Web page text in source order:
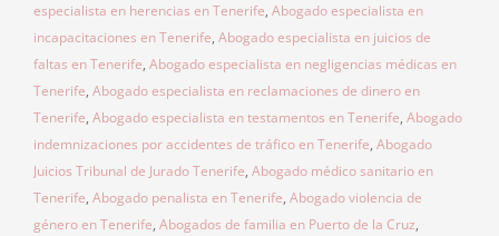
especialista en herencias en Tenerife, Abogado especialista en
incapacitaciones en Tenerife, Abogado especialista en juicios de
faltas en Tenerife, Abogado especialista en negligencias médicas en
Tenerife, Abogado especialista en reclamaciones de dinero en
Tenerife, Abogado especialista en testamentos en Tenerife, Abogado
indemnizaciones por accidentes de tráfico en Tenerife, Abogado
Juicios Tribunal de Jurado Tenerife, Abogado médico sanitario en
Tenerife, Abogado penalista en Tenerife, Abogado violencia de
género en Tenerife, Abogados de familia en Puerto de la Cruz,